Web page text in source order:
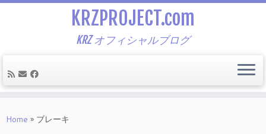
to
KRZPROJECT.com
KRZ オフィシャルブログ
Home » ブレーキ